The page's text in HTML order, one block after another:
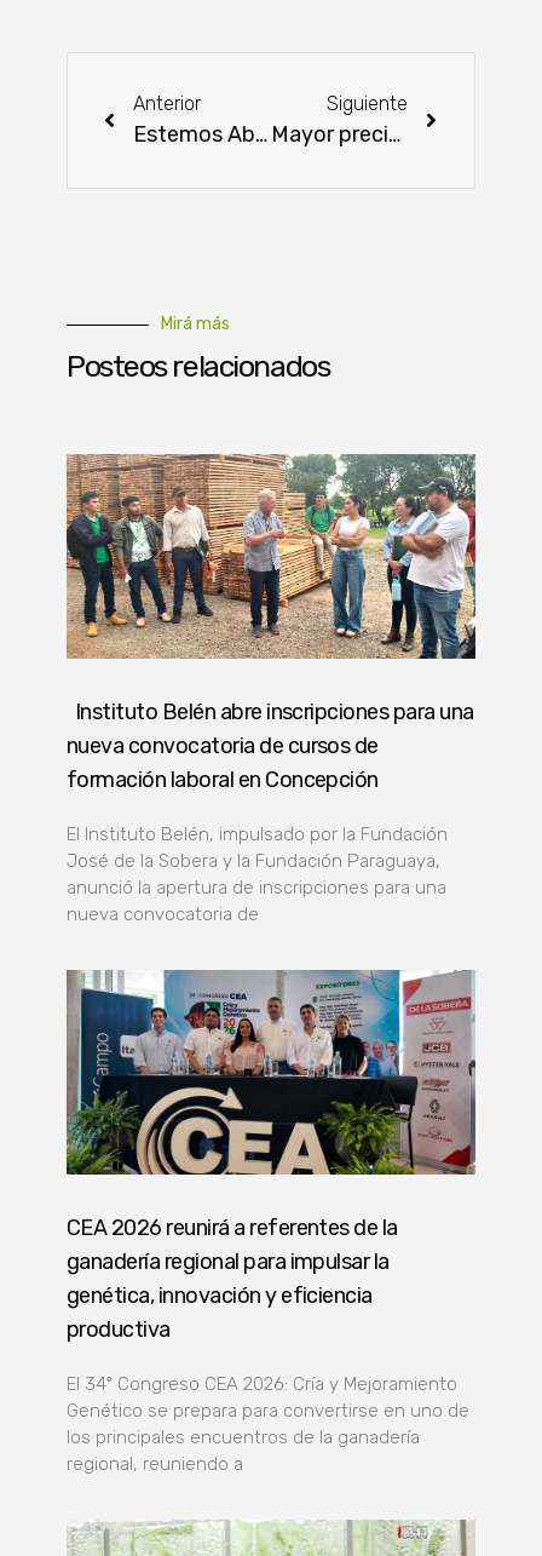
Anterior
Estemos Abiertos lanza una nueva edición con capacitación online para mujeres emprendedoras
Siguiente
Mayor precisión técnica y menor deforestación marcan avance del control forestal
Mirá más
Posteos relacionados
Instituto Belén abre inscripciones para una
nueva convocatoria de cursos de
formación laboral en Concepción
El Instituto Belén, impulsado por la Fundación
José de la Sobera y la Fundación Paraguaya,
anunció la apertura de inscripciones para una
nueva convocatoria de
CEA 2026 reunirá a referentes de la
ganadería regional para impulsar la
genética, innovación y eficiencia
productiva
El 34º Congreso CEA 2026: Cría y Mejoramiento
Genético se prepara para convertirse en uno de
los principales encuentros de la ganadería
regional, reuniendo a